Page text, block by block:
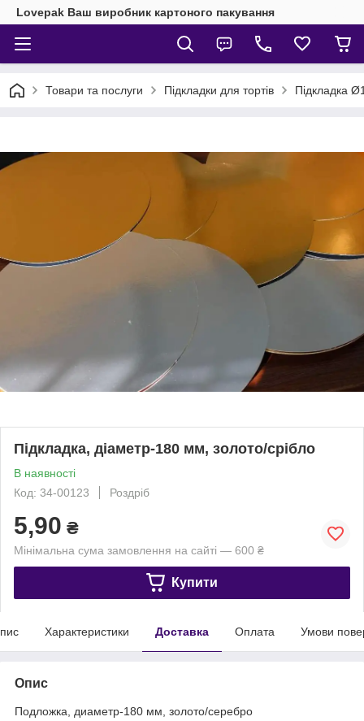
Lovepak Ваш виробник картоного пакування
Товари та послуги Підкладки для тортів Підкладка
Підкладка, діаметр-180 мм, золото/срібло
В наявності
Код: 34-00123
Роздріб
5,90 ₴
Мінімальна сума замовлення на сайті — 600 ₴
Купити
Характеристики Доставка Оплата Умови
Опис
Подложка, диаметр-180 мм, золото/серебро